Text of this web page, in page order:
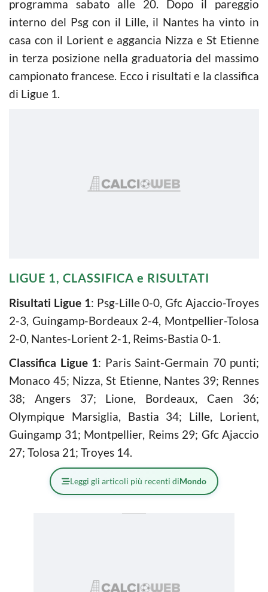
programma sabato alle 20. Dopo il pareggio
interno del Psg con il Lille, il Nantes ha vinto in
casa con il Lorient e aggancia Nizza e St Etienne
in terza posizione nella graduatoria del massimo
campionato francese. Ecco i risultati e la classifica
di Ligue 1.
LIGUE 1, CLASSIFICA e RISULTATI
Risultati Ligue 1: Psg-Lille 0-0, Gfc Ajaccio-Troyes
2-3, Guingamp-Bordeaux 2-4, Montpellier-Tolosa
2-0, Nantes-Lorient 2-1, Reims-Bastia 0-1.
Classifica Ligue 1: Paris Saint-Germain 70 punti;
Monaco 45; Nizza, St Etienne, Nantes 39; Rennes
38; Angers 37; Lione, Bordeaux, Caen 36;
Olympique Marsiglia, Bastia 34; Lille, Lorient,
Guingamp 31; Montpellier, Reims 29; Gfc Ajaccio
27; Tolosa 21; Troyes 14.
Leggi gli articoli più recenti diMondo